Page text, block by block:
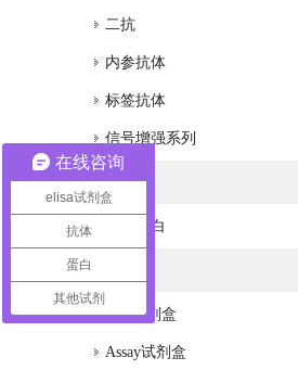
二抗
内参抗体
标签抗体
信号增强系列
重组蛋白
重组蛋白
IHC试剂盒
Assay试剂盒
在线咨询
elisa试剂盒
抗体
蛋白
其他试剂